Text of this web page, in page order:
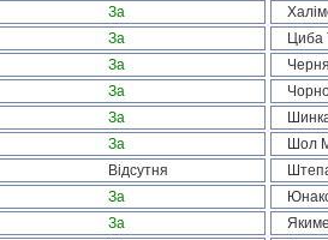
За
За Циба
За
За
За
За Шол
Відсутня
За
За